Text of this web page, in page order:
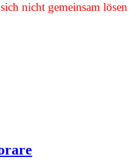
nicht gemeinsam lösen